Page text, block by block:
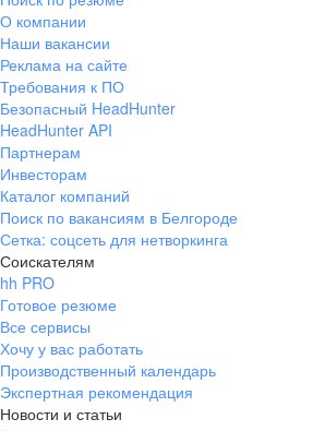
О компании
Наши вакансии
Реклама на сайте
Требования к ПО
Безопасный HeadHunter
HeadHunter API
Партнерам
Инвесторам
Каталог компаний
Поиск по вакансиям в Белгороде
Сетка: соцсеть для нетворкинга
Соискателям
hh PRO
Готовое резюме
Все сервисы
Хочу у вас работать
Производственный календарь
Экспертная рекомендация
Новости и статьи